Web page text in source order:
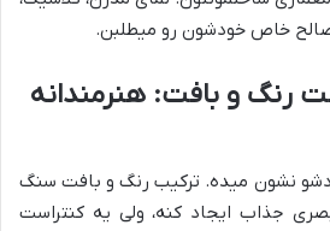
خاص خودشون رو میطلبن.
رنگ و بافت: هنرمندانه
نشون میده. ترکیب رنگ و بافت سنگ
جذاب ایجاد کنه، ولی یه کنتراست